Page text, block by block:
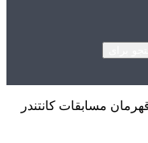
مسابقات کانتندر